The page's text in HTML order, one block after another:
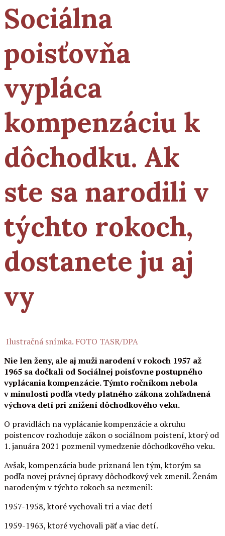
Sociálna
poisťovňa
vypláca
kompenzáciu k
dôchodku. Ak
ste sa narodili v
týchto rokoch,
dostanete ju aj
vy
Ilustračná snímka. FOTO TASR/DPA
Nie len ženy, ale aj muži narodení v rokoch 1957 až
1965 sa dočkali od Sociálnej poisťovne postupného
vyplácania kompenzácie. Týmto ročníkom nebola
v minulosti podľa vtedy platného zákona zohľadnená
výchova detí pri znížení dôchodkového veku.
O pravidlách na vyplácanie kompenzácie a okruhu
poistencov rozhoduje zákon o sociálnom poistení, ktorý od
1. januára 2021 pozmenil vymedzenie dôchodkového veku.
Avšak, kompenzácia bude priznaná len tým, ktorým sa
podľa novej právnej úpravy dôchodkový vek zmenil. Ženám
narodeným v týchto rokoch sa nezmenil:
1957-1958, ktoré vychovali tri a viac detí
1959-1963, ktoré vychovali päť a viac detí.